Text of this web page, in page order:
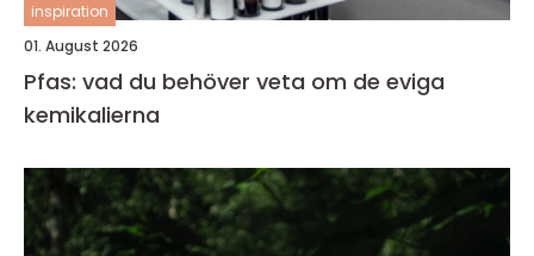
inspiration
01. August 2026
Pfas: vad du behöver veta om de eviga
kemikalierna